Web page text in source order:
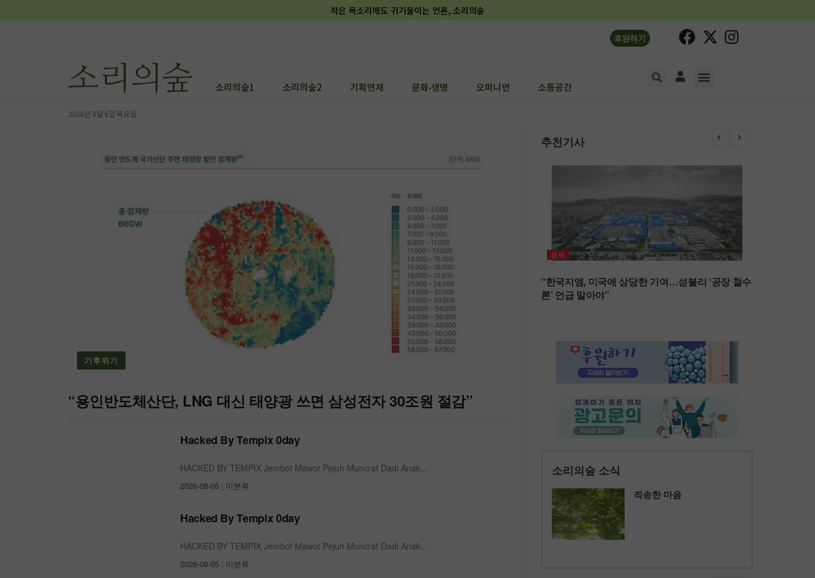
작은 목소리에도 귀기울이는 언론, 소리의숲
후원하기
소리의숲1 소리의숲2 기획연재 문화‧생명 오피니언 소통공간
2026년 8월 6일 목요일
기후위기
“용인반도체산단, LNG 대신 태양광 쓰면 삼성전자 30조원 절감”
Hacked By Tempix 0day
2026-08-05 미분류
HACKED BY TEMPIX Jembot Mawot Pejuh Muncrat Dadi Anak...
Hacked By Tempix 0day
2026-08-05 미분류
HACKED BY TEMPIX Jembot Mawot Pejuh Muncrat Dadi Anak...
추천기사
경제
“한국지엠, 미국에 상당한 기여…섣불리 ‘공장 철수
론’ 언급 말아야”
소리의숲 소식
죄송한 마음